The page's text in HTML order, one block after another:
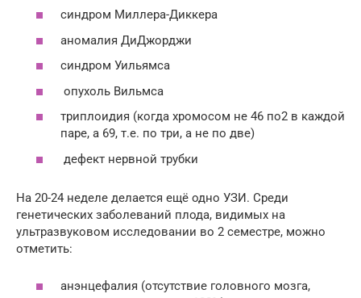
синдром Миллера-Диккера
аномалия ДиДжорджи
синдром Уильямса
опухоль Вильмса
триплоидия (когда хромосом не 46 по2 в каждой
паре, а 69, т.е. по три, а не по две)
дефект нервной трубки
На 20-24 неделе делается ещё одно УЗИ. Среди
генетических заболеваний плода, видимых на
ультразвуковом исследовании во 2 семестре, можно
отметить:
анэнцефалия (отсутствие головного мозга,